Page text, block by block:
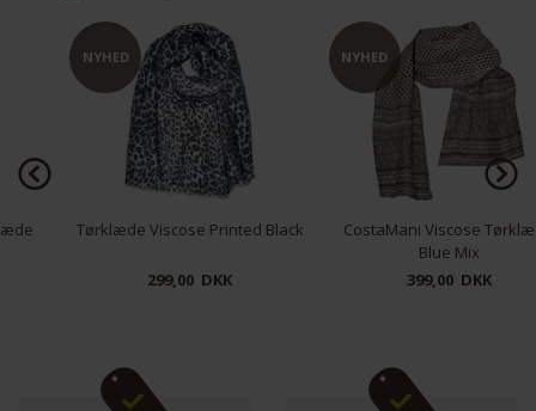
Tørklæde Viscose Printed Black
299,00 DKK
CostaMani Viscose Tørklæde
Blue Mix
399,00 DKK